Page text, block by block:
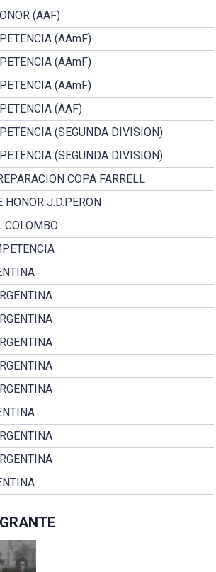
(AAF)
(AAmF)
(AAmF)
(AAmF)
(AAF)
(SEGUNDA DIVISION)
(SEGUNDA DIVISION)
COPA FARRELL
J.D.PERON
COLOMBO